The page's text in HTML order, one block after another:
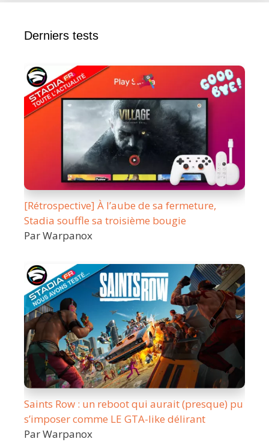
Derniers tests
[Rétrospective] À l’aube de sa fermeture,
Stadia souffle sa troisième bougie
Par Warpanox
Saints Row : un reboot qui aurait (presque) pu
s’imposer comme LE GTA-like délirant
Par Warpanox